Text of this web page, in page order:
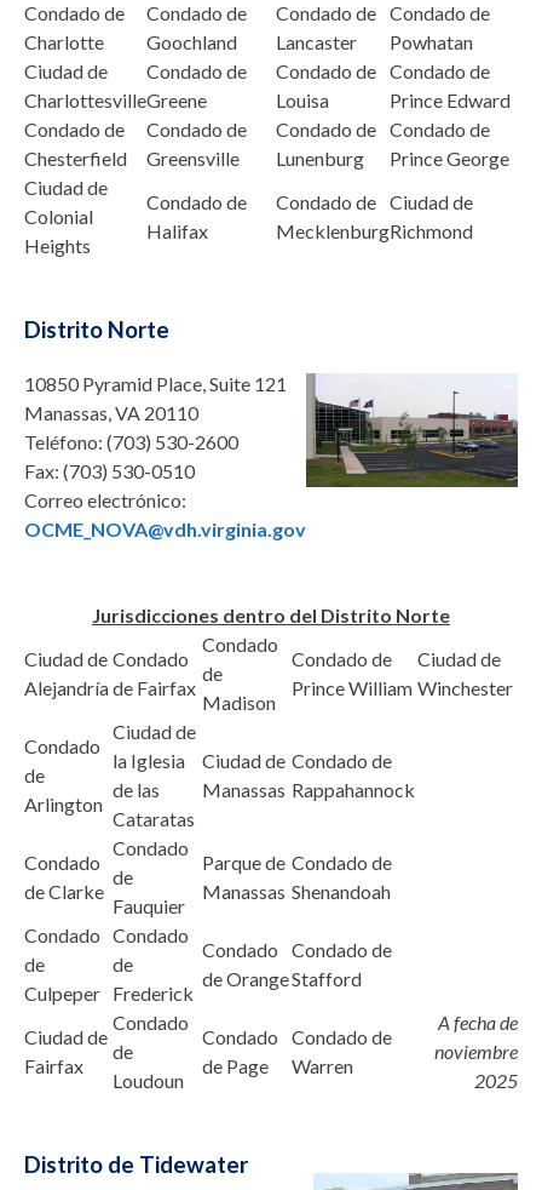
Condado de
Charlotte
Condado de
Goochland
Condado de
Lancaster
Condado de
Powhatan
Ciudad de
Charlottesville
Condado de
Greene
Condado de
Louisa
Condado de
Prince Edward
Condado de
Chesterfield
Condado de
Greensville
Condado de
Lunenburg
Condado de
Prince George
Ciudad de
Colonial
Heights
Condado de
Halifax
Condado de
Mecklenburg
Ciudad de
Richmond
Distrito Norte
10850 Pyramid Place, Suite 121
Manassas, VA 20110
Teléfono: (703) 530-2600
Fax: (703) 530-0510
Correo electrónico:
OCME_NOVA@vdh.virginia.gov
Jurisdicciones dentro del Distrito Norte
Ciudad de
Alejandría
Condado
de Fairfax
Condado
de
Madison
Condado de
Prince William
Ciudad de
Winchester
Condado
de
Arlington
Ciudad de
la Iglesia
de las
Cataratas
Ciudad de
Manassas
Condado de
Rappahannock
Condado
de Clarke
Condado
de
Fauquier
Parque de
Manassas
Condado de
Shenandoah
Condado
de
Culpeper
Condado
de
Frederick
Condado
de Orange
Condado de
Stafford
Ciudad de
Fairfax
Condado
de
Loudoun
Condado
de Page
Condado de
Warren
A fecha de
noviembre
2025
Distrito de Tidewater